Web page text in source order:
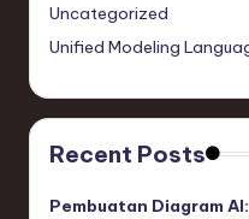
Uncategorized
Unified Modeling
Recent Posts
Pembuatan Diagram